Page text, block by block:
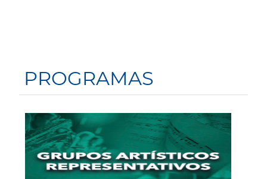
PROGRAMAS